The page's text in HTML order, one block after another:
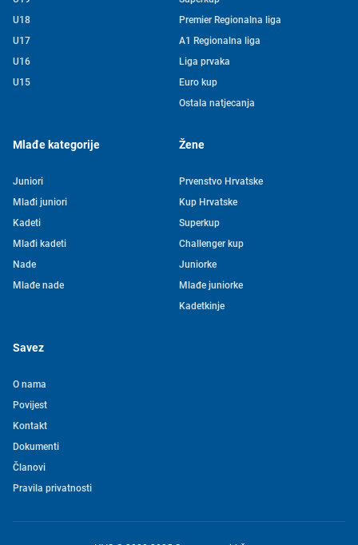
U18
U17
U16
U15
Premier Regionalna liga
A1 Regionalna liga
Liga prvaka
Euro kup
Ostala natjecanja
Mlađe kategorije
Juniori
Mlađi juniori
Kadeti
Mlađi kadeti
Nade
Mlađe nade
Žene
Prvenstvo Hrvatske
Kup Hrvatske
Superkup
Challenger kup
Juniorke
Mlađe juniorke
Kadetkinje
Savez
O nama
Povijest
Kontakt
Dokumenti
Članovi
Pravila privatnosti